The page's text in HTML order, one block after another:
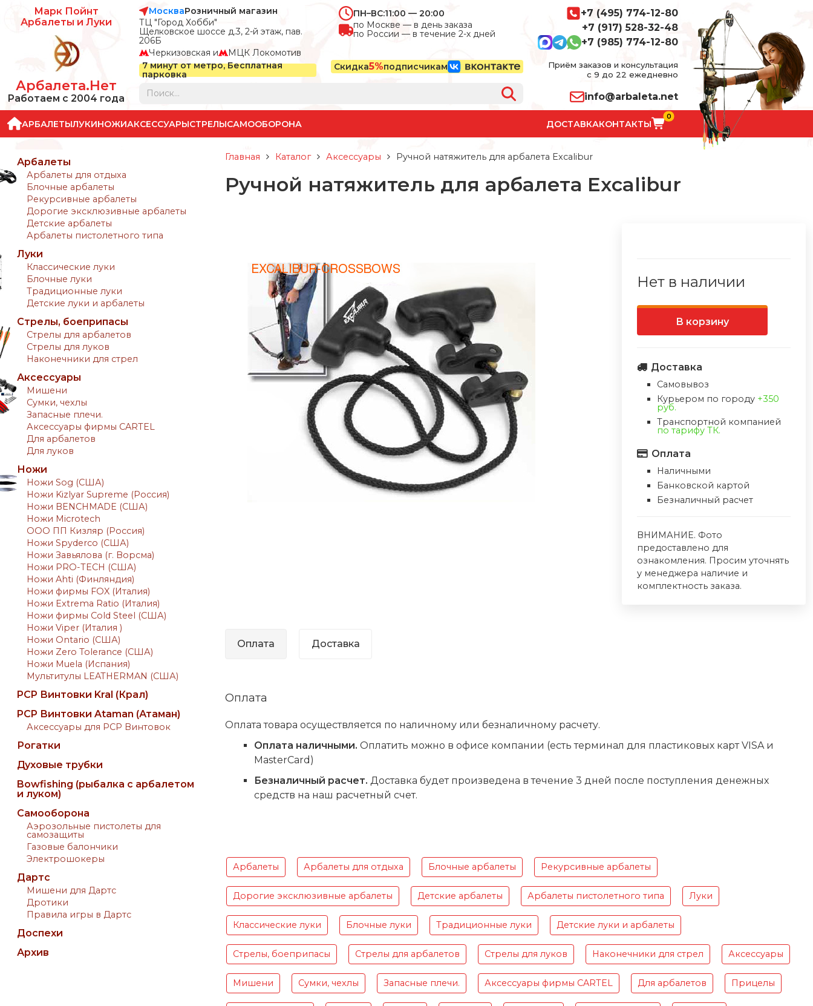
Марк Пойнт
Арбалеты и Луки
Арбалета.Нет
Работаем с 2004 года
МоскваРозничный магазин
ТЦ "Город Хобби"
Щелковское шоссе д.3, 2-й этаж, пав.
206Б
Черкизовская и
МЦК Локомотив
ПН–ВС:11:00 — 20:00
по Москве — в день заказа
по России — в течение 2-х дней
7 минут от метро, Бесплатная
парковка
Скидка5%подписчикам
+7 (495) 774-12-80
+7 (917) 528-32-48
+7 (985) 774-12-80
Приём заказов и консультация
с 9 до 22 ежедневно
info@arbaleta.net
АРБАЛЕТЫЛУКИНОЖИАКСЕССУАРЫСТРЕЛЫСАМООБОРОНА ДОСТАВКАКОНТАКТЫ
0
Арбалеты
Арбалеты для отдыха
Блочные арбалеты
Рекурсивные арбалеты
Дорогие эксклюзивные арбалеты
Детские арбалеты
Арбалеты пистолетного типа
Луки
Классические луки
Блочные луки
Традиционные луки
Детские луки и арбалеты
Стрелы, боеприпасы
Стрелы для арбалетов
Стрелы для луков
Наконечники для стрел
Аксессуары
Мишени
Сумки, чехлы
Запасные плечи.
Аксессуары фирмы CARTEL
Для арбалетов
Для луков
Ножи
Ножи Sog (США)
Ножи Kizlyar Supreme (Россия)
Ножи BENCHMADE (США)
Ножи Microtech
ООО ПП Кизляр (Россия)
Ножи Spyderco (США)
Ножи Завьялова (г. Ворсма)
Ножи PRO-TECH (США)
Ножи Ahti (Финляндия)
Ножи фирмы FOX (Италия)
Ножи Extrema Ratio (Италия)
Ножи фирмы Cold Steel (США)
Ножи Viper (Италия )
Ножи Ontario (США)
Ножи Zero Tolerance (США)
Ножи Muela (Испания)
Мультитулы LEATHERMAN (США)
PCP Винтовки Kral (Крал)
PCP Винтовки Ataman (Атаман)
Аксессуары для PCP Винтовок
Рогатки
Духовые трубки
Bowfishing (рыбалка с арбалетом
и луком)
Самооборона
Аэрозольные пистолеты для
самозащиты
Газовые балончики
Электрошокеры
Дартс
Мишени для Дартс
Дротики
Правила игры в Дартс
Доспехи
Архив
Главная Каталог Аксессуары Ручной натяжитель для арбалета Excalibur
Ручной натяжитель для арбалета Excalibur
Нет в наличии
В корзину
Доставка
Самовывоз
Курьером по городу +350
руб.
Транспортной компанией
по тарифу ТК.
Оплата
Наличными
Банковской картой
Безналичный расчет
ВНИМАНИЕ. Фото
предоставлено для
ознакомления. Просим уточнять
у менеджера наличие и
комплектность заказа.
Оплата Доставка
Оплата
Оплата товара осуществляется по наличному или безналичному расчету.
Оплата наличными. Оплатить можно в офисе компании (есть терминал для пластиковых карт VISA и
MasterCard)
Безналичный расчет. Доставка будет произведена в течение 3 дней после поступления денежных
средств на наш расчетный счет.
Арбалеты Арбалеты для отдыха Блочные арбалеты Рекурсивные арбалеты
Дорогие эксклюзивные арбалеты Детские арбалеты Арбалеты пистолетного типа Луки
Классические луки Блочные луки Традиционные луки Детские луки и арбалеты
Стрелы, боеприпасы Стрелы для арбалетов Стрелы для луков Наконечники для стрел Аксессуары
Мишени Сумки, чехлы Запасные плечи. Аксессуары фирмы CARTEL Для арбалетов Прицелы